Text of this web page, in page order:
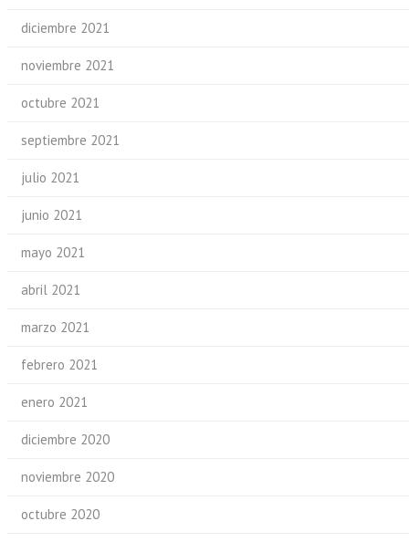
diciembre 2021
noviembre 2021
octubre 2021
septiembre 2021
julio 2021
junio 2021
mayo 2021
abril 2021
marzo 2021
febrero 2021
enero 2021
diciembre 2020
noviembre 2020
octubre 2020